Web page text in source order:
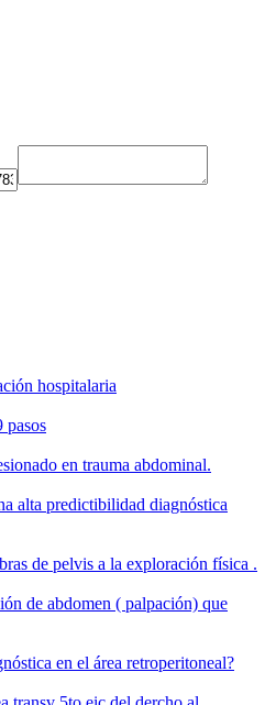
hospitalaria
pasos
en trauma abdominal.
alta predictibilidad diagnóstica
de pelvis a la exploración física .
de abdomen ( palpación) que
en el área retroperitoneal?